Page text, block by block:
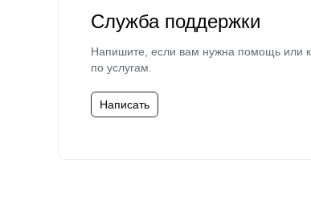
Служба поддержки
Напишите, если вам нужна помощь или
по услугам.
Написать